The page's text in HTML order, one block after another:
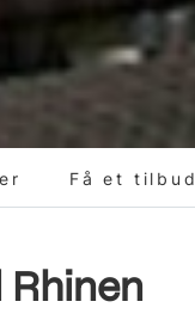
Få et tilbud